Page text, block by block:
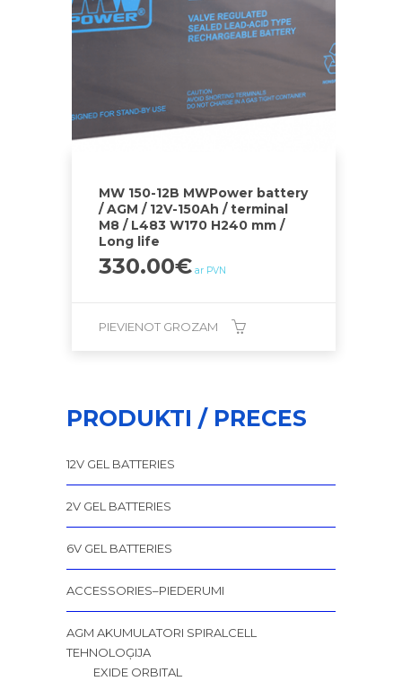
MW 150-12B MWPower battery
/ AGM / 12V-150Ah / terminal
M8 / L483 W170 H240 mm /
Long life
330.00€ ar PVN
PIEVIENOT GROZAM
PRODUKTI / PRECES
12V GEL BATTERIES
2V GEL BATTERIES
6V GEL BATTERIES
ACCESSORIES–PIEDERUMI
AGM AKUMULATORI SPIRALCELL
TEHNOLOĢIJA
EXIDE ORBITAL